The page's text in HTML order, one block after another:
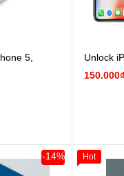
5,
Unlock
150.000₫
Khách Hàng
-14%
Giảm
Hot